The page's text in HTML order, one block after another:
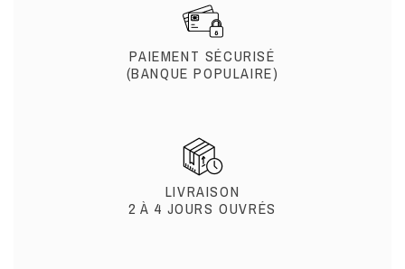
PAIEMENT SÉCURISÉ
(BANQUE POPULAIRE)
LIVRAISON
2 À 4 JOURS OUVRÉS